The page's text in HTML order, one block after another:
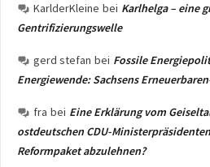
KarlderKleine bei Karlhelga – eine
Gentrifizierungswelle
gerd stefan bei Fossile
Energiewende: Sachsens
fra bei Eine Erklärung vom
ostdeutschen CDU-
Reformpaket abzulehnen?